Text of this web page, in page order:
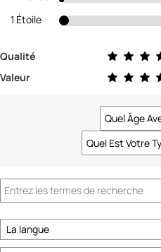
1 Étoile
Qualité
Évaluation
Valeur
Évaluation
Quel Âge
Français
Quel Est Votre
Français